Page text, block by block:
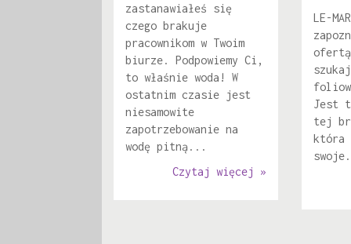
zastanawiałeś się
czego brakuje
pracownikom w Twoim
biurze. Podpowiemy Ci,
to właśnie woda! W
ostatnim czasie jest
niesamowite
zapotrzebowanie na
wodę pitną...
Czytaj więcej »
LE-
Jest
tej
która